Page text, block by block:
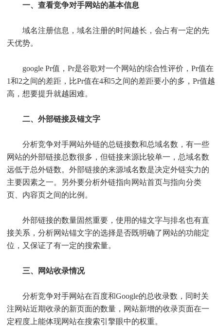
一、查看竞争对手网站的基本信息
域名注册信息，域名注册的时间越长，会占有一定的先
天优势。
google Pr值，Pr是谷歌对一个网站的综合性评价，Pr值在
1和2之间的差距，比Pr值在4和5之间的差距要小的多，Pr值越
高，想要提升就越困难。
二、外部链接及锚文字
分析竞争对手网站外链的总链接数和总域名数，有一些
网站的外部链接总数很多，但链接来源比较单一，总域名数
远低于总外链数。外部链接的来源域名数是决定外链实力的
主要因素之一。另外要分析外链指向网站首页与指向分类
页、内容页之间的比例。
外部链接的数量固然重要，使用的锚文字与排名也有直
接关系，分析网站锚文字的选择是否既明确了网站的功能定
位，又保证了有一定的搜索量。
三、网站收录情况
分析竞争对手网站在百度和Google的总收录数，同时关
注网站近期收录的新页面的数量，网站新增的收录页面在一
定程度上能体现网站在搜索引擎眼中的权重。